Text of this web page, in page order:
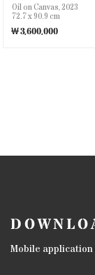
Oil on Canvas, 2023
72.7 x 90.9 cm
￦3,600,000
Mobile